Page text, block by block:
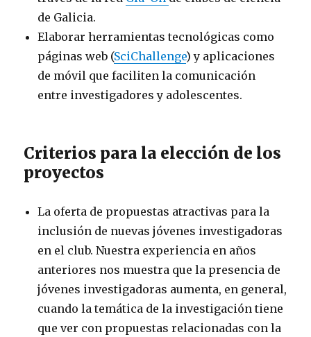
de Galicia.
Elaborar herramientas tecnológicas como
páginas web (SciChallenge) y aplicaciones
de móvil que faciliten la comunicación
entre investigadores y adolescentes.
Criterios para la elección de los
proyectos
La oferta de propuestas atractivas para la
inclusión de nuevas jóvenes investigadoras
en el club. Nuestra experiencia en años
anteriores nos muestra que la presencia de
jóvenes investigadoras aumenta, en general,
cuando la temática de la investigación tiene
que ver con propuestas relacionadas con la